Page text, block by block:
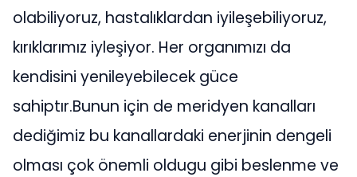
olabiliyoruz, hastalıklardan iyileşebiliyoruz,
kırıklarımız iyleşiyor. Her organımızı da
kendisini yenileyebilecek güce
sahiptır.Bunun için de meridyen kanalları
dediğimiz bu kanallardaki enerjinin dengeli
olması çok önemli oldugu gibi beslenme ve